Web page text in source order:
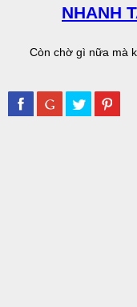
NHANH
Còn chờ gì nữa mà